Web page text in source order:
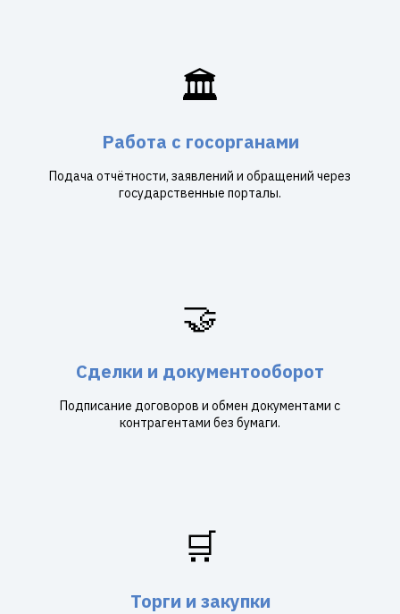
🏛️
Работа с госорганами
Подача отчётности, заявлений и обращений через
государственные порталы.
🤝
Сделки и документооборот
Подписание договоров и обмен документами с
контрагентами без бумаги.
🛒
Торги и закупки